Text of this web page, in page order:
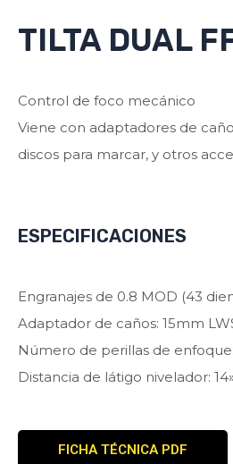
TILTA DUAL
Control de foco mecánico
Viene con adaptadores de
discos para marcar, y otros
ESPECIFICACIONES
Engranajes de 0.8 MOD (43
Adaptador de caños: 15mm
Número de perillas de
Distancia de látigo nivelador:
FICHA TÉCNICA PDF